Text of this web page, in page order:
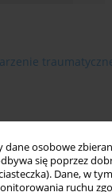
dane osobowe
się poprzez
Dane, w
ruchu